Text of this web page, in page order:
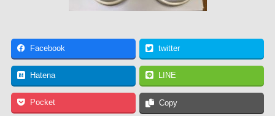
Facebook twitter
Hatena LINE
Pocket Copy